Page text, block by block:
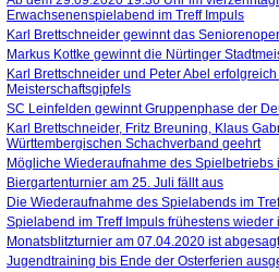
Erwachsenenspielabend im Treff Impuls
Karl Brettschneider gewinnt das
Markus Kottke gewinnt die Nürtinger
Karl Brettschneider und Peter Abel
Meisterschaftsgipfels
SC Leinfelden gewinnt Gruppenphase der
Karl Brettschneider, Fritz Breuning, Klaus
Württembergischen Schachverband geehrt
Mögliche Wiederaufnahme des Spielbetriebs
Biergartenturnier am 25. Juli fällt aus
Die Wiederaufnahme des Spielabends im
Spielabend im Treff Impuls frühestens wieder
Monatsblitzturnier am 07.04.2020 ist abgesagt
Jugendtraining bis Ende der Osterferien